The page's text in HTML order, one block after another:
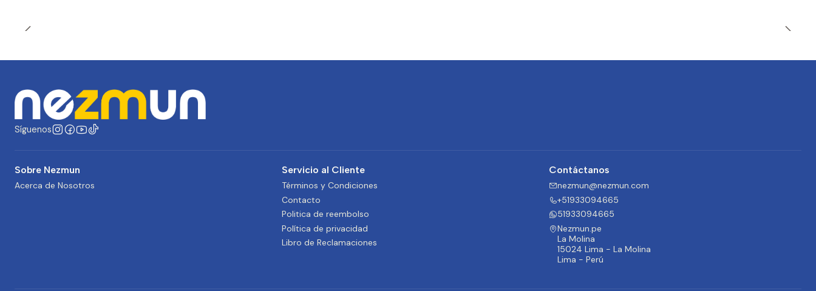
Síguenos
Sobre Nezmun
Acerca de Nosotros
Servicio al Cliente
Términos y Condiciones
Contacto
Politica de reembolso
Política de privacidad
Libro de Reclamaciones
Contáctanos
nezmun@nezmun.com
+51933094665
51933094665
Nezmun.pe
La Molina
15024 Lima - La Molina
Lima - Perú